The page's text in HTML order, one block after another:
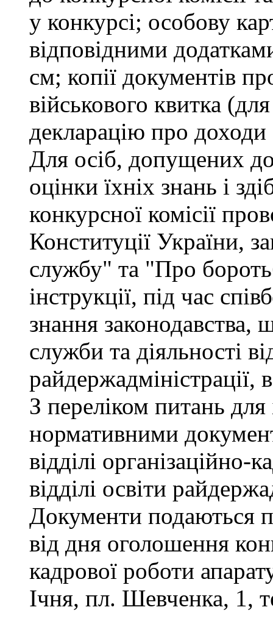
у конкурсі; особову
відповідними
см; копії документів
військового квитка
декларацію про доходи
Для осіб, допущених
оцінки їхніх знань і
конкурсної комісії
Конституції України,
службу" та "Про
інструкції, під час
знання законодавства,
служби та діяльності
райдержадміністрації,
З переліком питань
нормативними
відділі організаційно-
відділі освіти
Документи подаються
від дня оголошення
кадрової роботи
Ічня, пл. Шевченка, 1,